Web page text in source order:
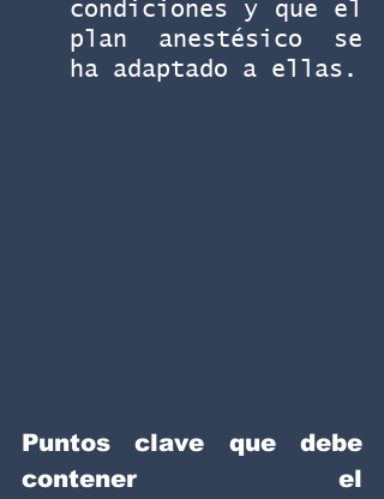
condiciones y que el
plan anestésico se
ha adaptado a ellas.
Puntos clave que debe
contener el